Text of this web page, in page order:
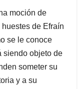
moción de
de Efraín
se le conoce
siendo objeto de
someter su
y a su